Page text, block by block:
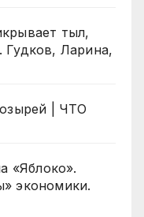
тыл,
Гудков, Ларина,
| ЧТО
«Яблоко».
экономики.